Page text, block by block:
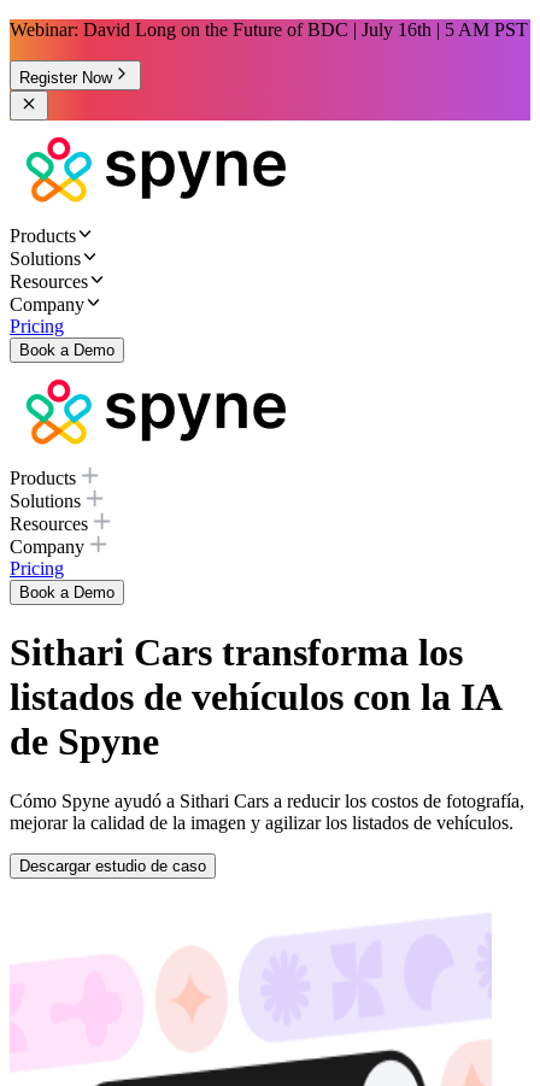
Webinar: David Long on the Future of BDC | July 16th | 5 AM PST
Register Now
Products
Solutions
Resources
Company
Pricing
Book a Demo
Products
Solutions
Resources
Company
Pricing
Book a Demo
Sithari Cars transforma los
listados de vehículos con la IA
de Spyne
Cómo Spyne ayudó a Sithari Cars a reducir los costos de fotografía,
mejorar la calidad de la imagen y agilizar los listados de vehículos.
Descargar estudio de caso